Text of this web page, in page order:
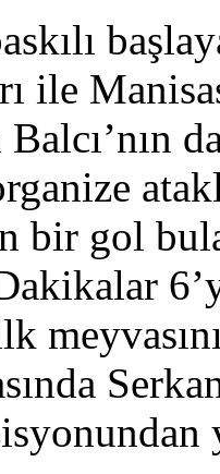
ile
bir gol